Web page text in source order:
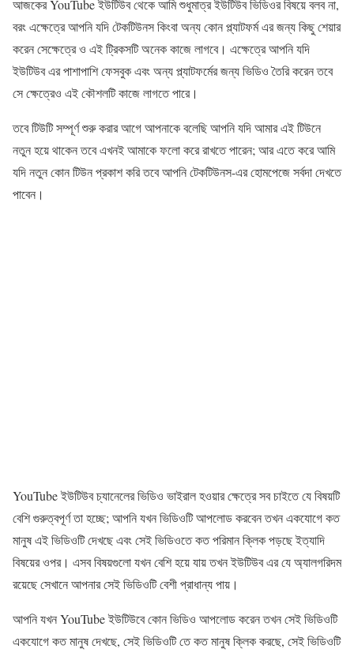
আজকের YouTube ইউটিউব থেকে আমি শুধুমাত্র ইউটিউব ভিডিওর বিষয়ে বলব না,
বরং এক্ষেত্রে আপনি যদি টেকটিউনস কিংবা অন্য কোন প্ল্যাটফর্ম এর জন্য কিছু শেয়ার
করেন সেক্ষেত্রে ও এই ট্রিকসটি অনেক কাজে লাগবে। এক্ষেত্রে আপনি যদি
ইউটিউব এর পাশাপাশি ফেসবুক এবং অন্য প্ল্যাটফর্মের জন্য ভিডিও তৈরি করেন তবে
সে ক্ষেত্রেও এই কৌশলটি কাজে লাগতে পারে।
তবে টিউটি সম্পূর্ণ শুরু করার আগে আপনাকে বলেছি আপনি যদি আমার এই টিউনে
নতুন হয়ে থাকেন তবে এখনই আমাকে ফলো করে রাখতে পারেন; আর এতে করে আমি
যদি নতুন কোন টিউন প্রকাশ করি তবে আপনি টেকটিউনস-এর হোমপেজে সর্বদা দেখতে
পাবেন।
YouTube ইউটিউব চ্যানেলের ভিডিও ভাইরাল হওয়ার ক্ষেত্রে সব চাইতে যে বিষয়টি
বেশি গুরুত্বপূর্ণ তা হচ্ছে; আপনি যখন ভিডিওটি আপলোড করবেন তখন একযোগে কত
মানুষ এই ভিডিওটি দেখছে এবং সেই ভিডিওতে কত পরিমান ক্লিক পড়ছে ইত্যাদি
বিষয়ের ওপর। এসব বিষয়গুলো যখন বেশি হয়ে যায় তখন ইউটিউব এর যে অ্যালগরিদম
রয়েছে সেখানে আপনার সেই ভিডিওটি বেশী প্রাধান্য পায়।
আপনি যখন YouTube ইউটিউবে কোন ভিডিও আপলোড করেন তখন সেই ভিডিওটি
একযোগে কত মানুষ দেখছে, সেই ভিডিওটি তে কত মানুষ ক্লিক করছে, সেই ভিডিওটি